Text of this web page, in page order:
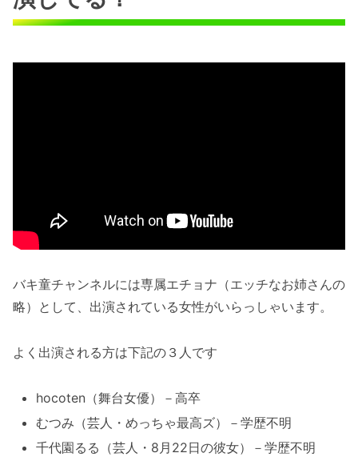
バキ童チャンネルには専属エチョナ（エッチなお姉さんの
略）として、出演されている女性がいらっしゃいます。
よく出演される方は下記の３人です
hocoten（舞台女優）－高卒
むつみ（芸人・めっちゃ最高ズ）－学歴不明
千代園るる（芸人・8月22日の彼女）－学歴不明